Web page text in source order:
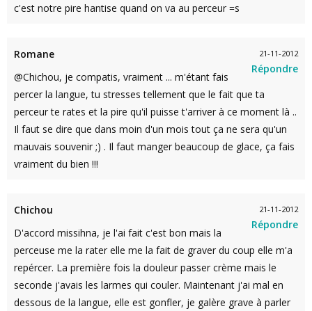
c'est notre pire hantise quand on va au perceur =s
21-11-2012
Répondre
Romane
@Chichou, je compatis, vraiment ... m'étant fais
percer la langue, tu stresses tellement que le fait que ta
perceur te rates et la pire qu'il puisse t'arriver à ce moment là ..
Il faut se dire que dans moin d'un mois tout ça ne sera qu'un
mauvais souvenir ;) . Il faut manger beaucoup de glace, ça fais
vraiment du bien !!!
21-11-2012
Répondre
Chichou
D'accord missihna, je l'ai fait c'est bon mais la
perceuse me la rater elle me la fait de graver du coup elle m'a
repércer. La première fois la douleur passer crème mais le
seconde j'avais les larmes qui couler. Maintenant j'ai mal en
dessous de la langue, elle est gonfler, je galère grave à parler